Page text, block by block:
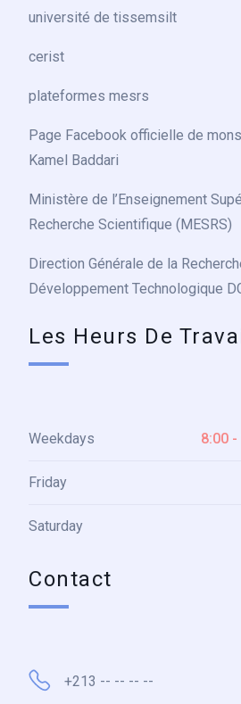
université de tissemsilt
cerist
plateformes mesrs
Page Facebook officielle de
Kamel Baddari
Ministère de l’Enseignement
Recherche Scientifique (MESRS)
Direction Générale de la
Développement Technologique
Les Heurs De
Weekdays 8:00
Friday
Saturday
Contact
+213 -- -- -- --